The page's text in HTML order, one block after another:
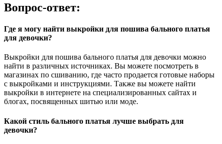
Вопрос-ответ:
Где я могу найти выкройки для пошива бального платья
для девочки?
Выкройки для пошива бального платья для девочки можно
найти в различных источниках. Вы можете посмотреть в
магазинах по сшиванию, где часто продается готовые наборы
с выкройками и инструкциями. Также вы можете найти
выкройки в интернете на специализированных сайтах и
блогах, посвященных шитью или моде.
Какой стиль бального платья лучше выбрать для
девочки?